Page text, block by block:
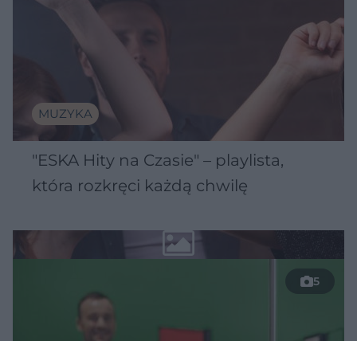
MUZYKA
"ESKA Hity na Czasie" – playlista,
która rozkręci każdą chwilę
5